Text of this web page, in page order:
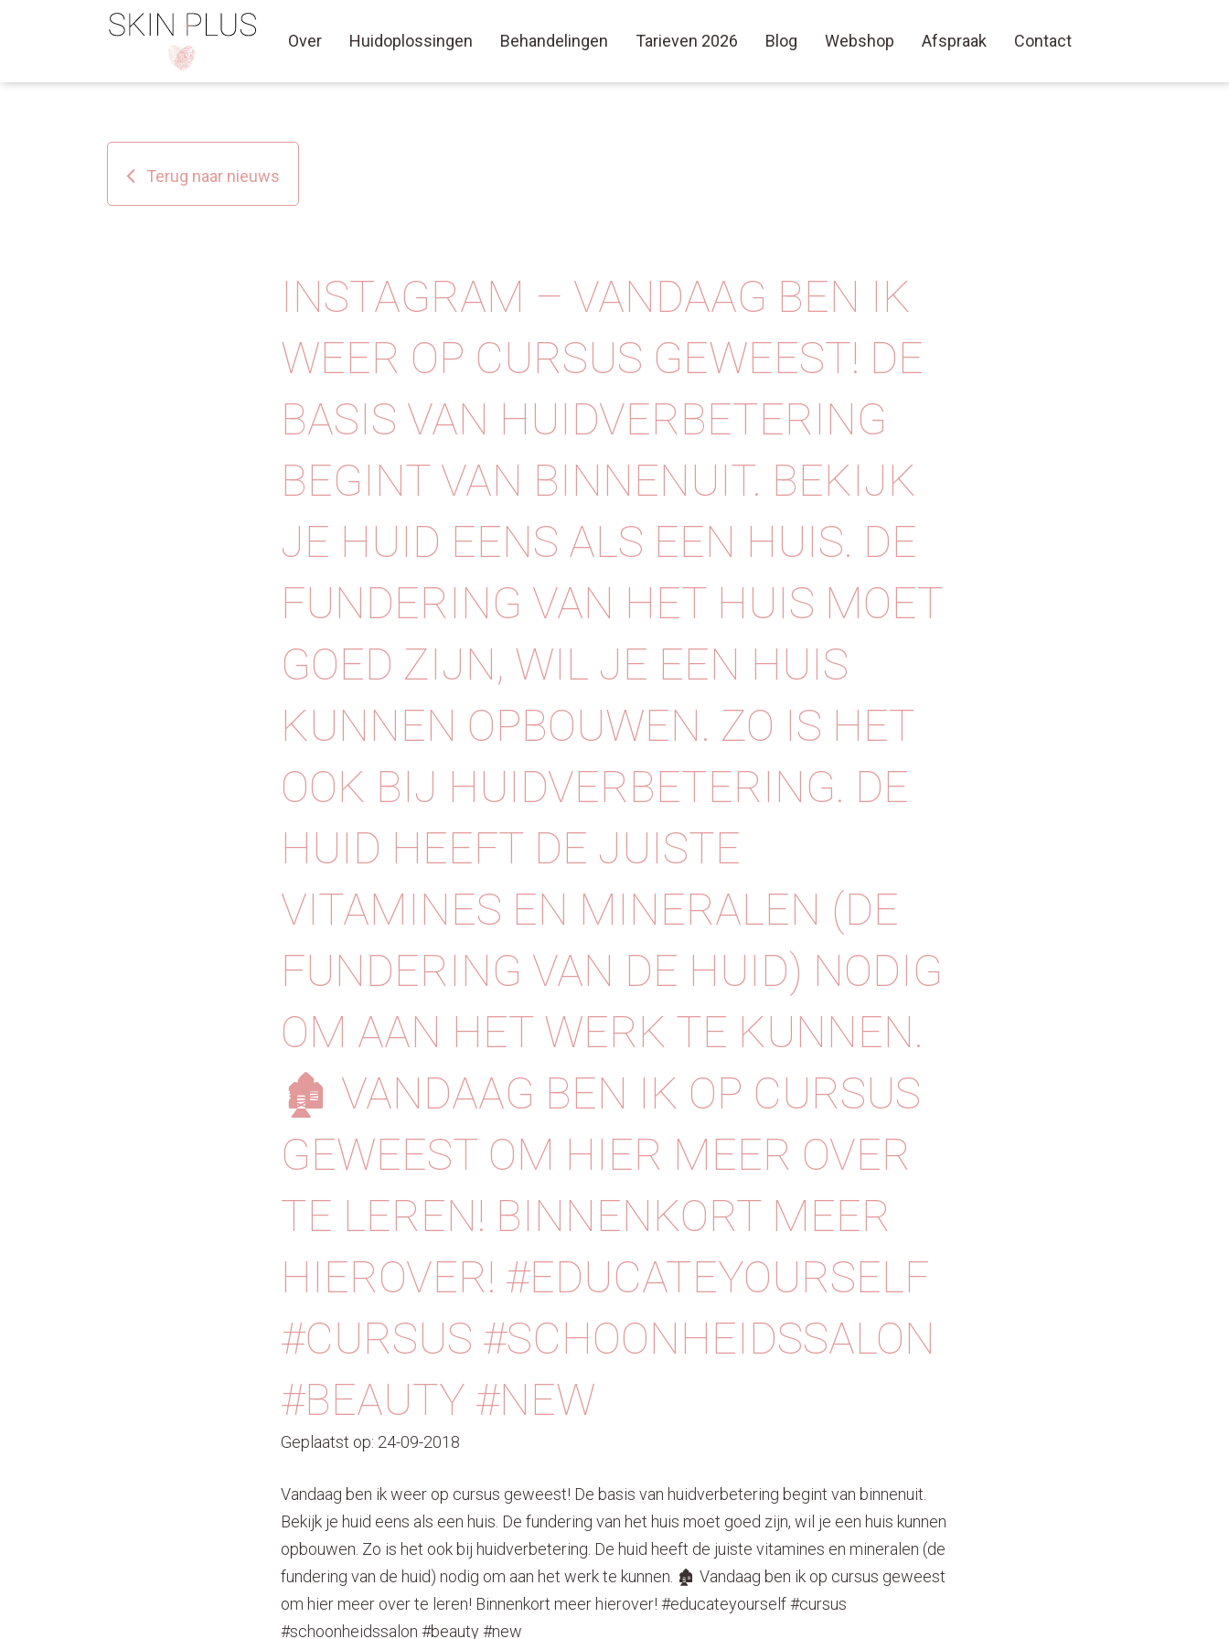
Over Huidoplossingen Behandelingen Tarieven 2026 Blog Webshop Afspraak Contact
Terug naar nieuws
INSTAGRAM – VANDAAG BEN IK
WEER OP CURSUS GEWEEST! DE
BASIS VAN HUIDVERBETERING
BEGINT VAN BINNENUIT. BEKIJK
JE HUID EENS ALS EEN HUIS. DE
FUNDERING VAN HET HUIS MOET
GOED ZIJN, WIL JE EEN HUIS
KUNNEN OPBOUWEN. ZO IS HET
OOK BIJ HUIDVERBETERING. DE
HUID HEEFT DE JUISTE
VITAMINES EN MINERALEN (DE
FUNDERING VAN DE HUID) NODIG
OM AAN HET WERK TE KUNNEN.
🏚️ VANDAAG BEN IK OP CURSUS
GEWEEST OM HIER MEER OVER
TE LEREN! BINNENKORT MEER
HIEROVER! #EDUCATEYOURSELF
#CURSUS #SCHOONHEIDSSALON
#BEAUTY #NEW
Geplaatst op: 24-09-2018
Vandaag ben ik weer op cursus geweest! De basis van huidverbetering begint van binnenuit.
Bekijk je huid eens als een huis. De fundering van het huis moet goed zijn, wil je een huis kunnen
opbouwen. Zo is het ook bij huidverbetering. De huid heeft de juiste vitamines en mineralen (de
fundering van de huid) nodig om aan het werk te kunnen. 🏚️ Vandaag ben ik op cursus geweest
om hier meer over te leren! Binnenkort meer hierover! #educateyourself #cursus
#schoonheidssalon #beauty #new